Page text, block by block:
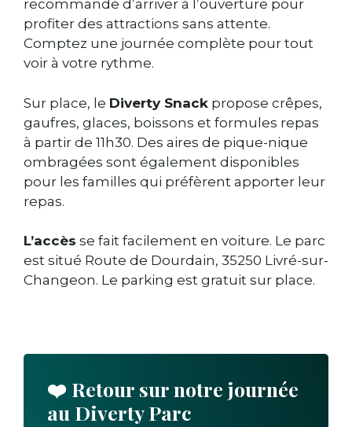
recommande d’arriver à l’ouverture pour
profiter des attractions sans attente.
Comptez une journée complète pour tout
voir à votre rythme.
Sur place, le Diverty Snack propose crêpes,
gaufres, glaces, boissons et formules repas
à partir de 11h30. Des aires de pique-nique
ombragées sont également disponibles
pour les familles qui préfèrent apporter leur
repas.
L’accès se fait facilement en voiture. Le parc
est situé Route de Dourdain, 35250 Livré-sur-
Changeon. Le parking est gratuit sur place.
❤️ Retour sur notre journée
au Diverty Parc